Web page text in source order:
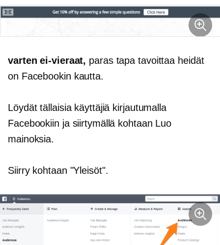
vartenei-vieraat, paras tapa tavoittaa heidät
on Facebookin kautta.
Löydät tällaisia ​​käyttäjiä kirjautumalla
Facebookiin ja siirtymällä kohtaan Luo
mainoksia.
Siirry kohtaan "Yleisöt".